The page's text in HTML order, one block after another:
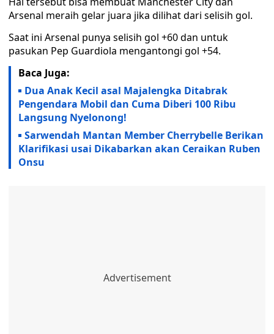
Arsenal meraih gelar juara jika dilihat dari selisih gol.
Saat ini Arsenal punya selisih gol +60 dan untuk
pasukan Pep Guardiola mengantongi gol +54.
Baca Juga:
Dua Anak Kecil asal Majalengka Ditabrak
Pengendara Mobil dan Cuma Diberi 100 Ribu
Langsung Nyelonong!
Sarwendah Mantan Member Cherrybelle Berikan
Klarifikasi usai Dikabarkan akan Ceraikan Ruben
Onsu